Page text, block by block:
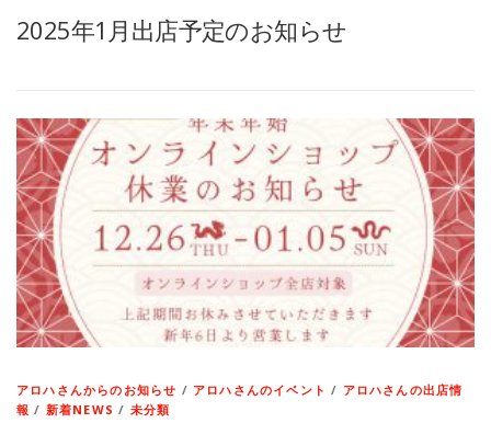
2025年1月出店予定のお知らせ
アロハさんからのお知らせ / アロハさんのイベント / アロハさんの出店情
報 / 新着NEWS / 未分類